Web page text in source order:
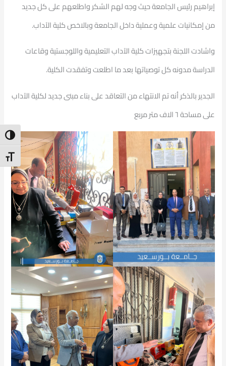
Size
إبراهيم رئيس الجامعة حيث وجه لهم الشكر واطلعهم على كل جديد
من إمكانيات علمية وعملية داخل الجامعة وبالاخص كلية الآداب.
واشادت اللجنة بتجهيزات كلية الآداب التعليمية واللوجستية وقاعات
الدراسة مدونه كل توصياتها بعد ما اطلعت وتفقدت الكلية.
الجدير بالذكر أنه تم الانتهاء من التعاقد على بناء مبنى جديد لكلية الآداب
على مساحة ٦ الاف متر مربع